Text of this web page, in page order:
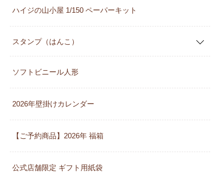
ハイジの山小屋 1/150 ペーパーキット
スタンプ（はんこ）
ソフトビニール人形
2026年壁掛けカレンダー
【ご予約商品】2026年 福箱
公式店舗限定 ギフト用紙袋